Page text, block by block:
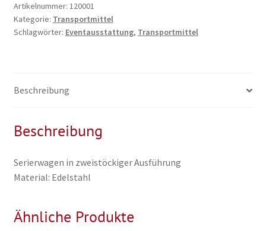
Artikelnummer: 120001
Kategorie: Transportmittel
Schlagwörter: Eventausstattung, Transportmittel
Beschreibung
Beschreibung
Serierwagen in zweistöckiger Ausführung
Material: Edelstahl
Ähnliche Produkte